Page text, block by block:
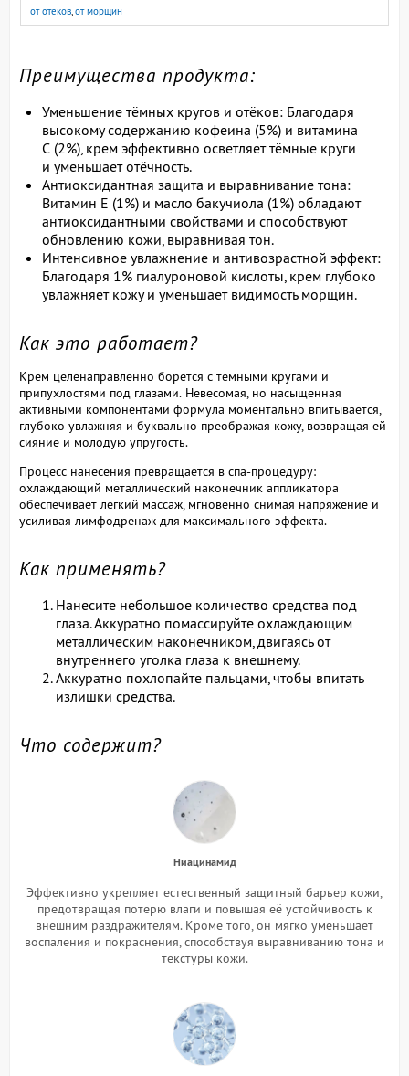
от отеков,от морщин
Преимущества продукта:
Уменьшение тёмных кругов и отёков: Благодаря
высокому содержанию кофеина (5%) и витамина
С (2%), крем эффективно осветляет тёмные круги
и уменьшает отёчность.
Антиоксидантная защита и выравнивание тона:
Витамин Е (1%) и масло бакучиола (1%) обладают
антиоксидантными свойствами и способствуют
обновлению кожи, выравнивая тон.
Интенсивное увлажнение и антивозрастной эффект:
Благодаря 1% гиалуроновой кислоты, крем глубоко
увлажняет кожу и уменьшает видимость морщин.
Как это работает?
Крем целенаправленно борется с темными кругами и
припухлостями под глазами. Невесомая, но насыщенная
активными компонентами формула моментально впитывается,
глубоко увлажняя и буквально преображая кожу, возвращая ей
сияние и молодую упругость.
Процесс нанесения превращается в спа-процедуру:
охлаждающий металлический наконечник аппликатора
обеспечивает легкий массаж, мгновенно снимая напряжение и
усиливая лимфодренаж для максимального эффекта.
Как применять?
Нанесите небольшое количество средства под
глаза. Аккуратно помассируйте охлаждающим
металлическим наконечником, двигаясь от
внутреннего уголка глаза к внешнему.
Аккуратно похлопайте пальцами, чтобы впитать
излишки средства.
Что содержит?
Ниацинамид
Эффективно укрепляет естественный защитный барьер кожи,
предотвращая потерю влаги и повышая её устойчивость к
внешним раздражителям. Кроме того, он мягко уменьшает
воспаления и покраснения, способствуя выравниванию тона и
текстуры кожи.